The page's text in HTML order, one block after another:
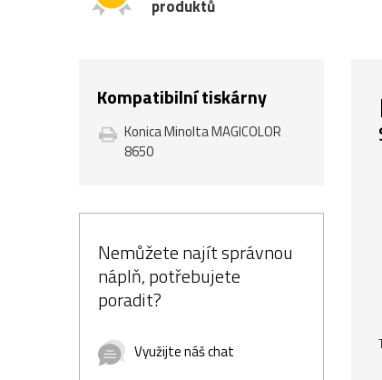
produktů
Kompatibilní tiskárny
Konica Minolta MAGICOLOR
8650
Nemůžete najít správnou
náplň, potřebujete
poradit?
Využijte náš chat